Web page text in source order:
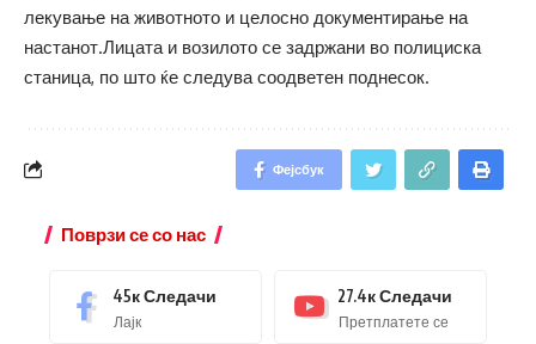
лекување на животното и целосно документирање на
настанот.Лицата и возилото се задржани во полициска
станица, по што ќе следува соодветен поднесок.
Фејсбук
Поврзи се со нас
45кСледачи
Лајк
27.4кСледачи
Претплатете се